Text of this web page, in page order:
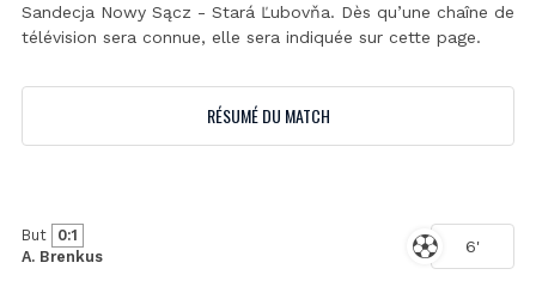
Sandecja Nowy Sącz - Stará Ľubovňa. Dès qu’une chaîne de
télévision sera connue, elle sera indiquée sur cette page.
RÉSUMÉ DU MATCH
6'
But
0:1
A. Brenkus